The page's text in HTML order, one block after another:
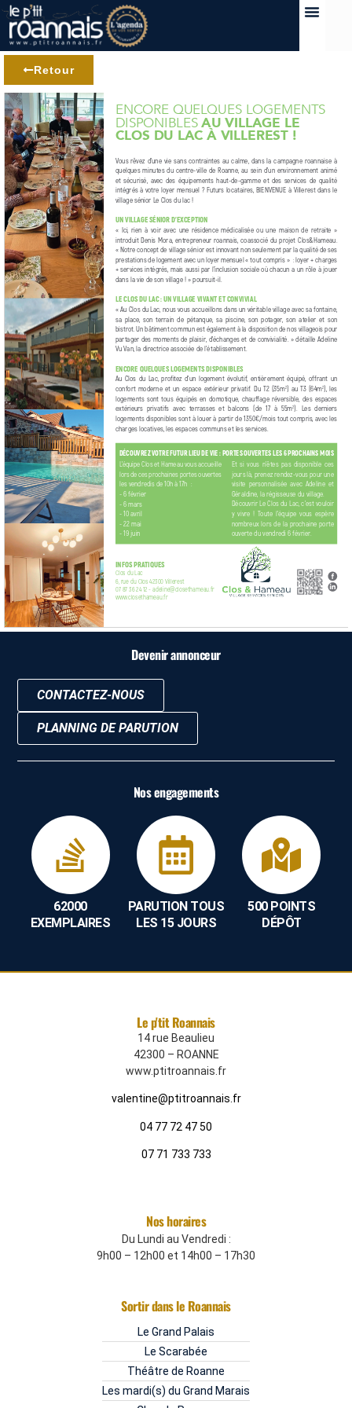
Retour
Devenir annonceur
CONTACTEZ-NOUS
PLANNING DE PARUTION
Nos engagements
62000
EXEMPLAIRES
PARUTION TOUS
LES 15 JOURS
500 POINTS
DÉPÔT
Le p'tit Roannais
14 rue Beaulieu
42300 – ROANNE
www.ptitroannais.fr
valentine@ptitroannais.fr
04 77 72 47 50
07 71 733 733
Nos horaires
Du Lundi au Vendredi :
9h00 – 12h00 et 14h00 – 17h30
Sortir dans le Roannais
Le Grand Palais
Le Scarabée
Théâtre de Roanne
Les mardi(s) du Grand Marais